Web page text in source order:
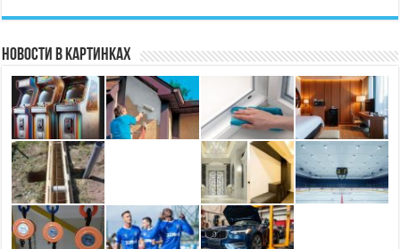
Новости в картинках